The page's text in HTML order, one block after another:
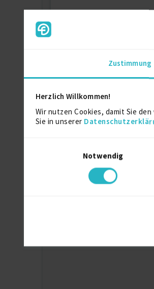
Zustimmung
Herzlich Willkommen!
Wir nutzen Cookies, damit Sie
Sie in unserer
Notwendig
Ähnliche Projekte
SAP